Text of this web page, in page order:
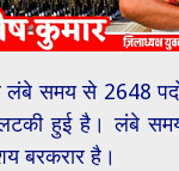
समय से 2648 पदों
हुई है। लंबे समय
बरकरार है।